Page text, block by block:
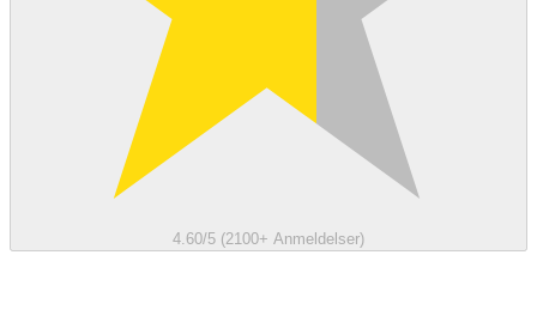
4.60/5 (2100+ Anmeldelser)